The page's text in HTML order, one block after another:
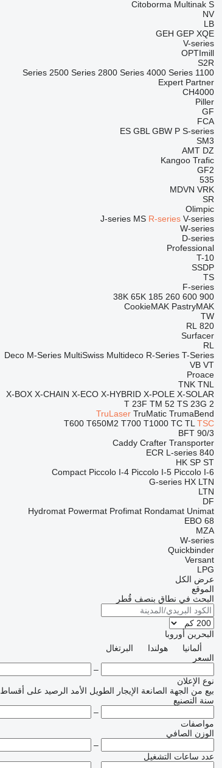
Citoborma Multinak S
NV
LB
GEH GEP XQE
V-series
OPTImill
S2R
1100 Series
2500 Series 2800 Series 4000 Series
Expert Partner
CH4000
Piller
GF
FCA
ES GBL GBW P S-series
SM3
AMT DZ
Kangoo Trafic
GF2
535
MDVN VRK
SR
Olimpic
J-series MS R-series V-series
W-series
D-series
Professional
T-10
SSDP
TS
F-series
38K 65K 185 260 600 900
CookieMAK PastryMAK
TW
820
RL
Surfacer
RL
Deco M-Series MultiSwiss Multideco R-Series T-Series
VB VT
Proace
TNK TNL
X-BOX X-CHAIN X-ECO X-HYBRID X-POLE X-SOLAR
T 23F TM 52 TS 23G 2
TruLaser TruMatic TrumaBend
T600 T650M2 T700 T1000 TC TL TSC
BFT 90/3
Caddy Crafter Transporter
840
ECR L-series
HK SP ST
Compact Piccolo I-4 Piccolo I-5 Piccolo I-6
G-series HX LTN
LTN
DF
Hydromat Powermat Profimat Rondamat Unimat
EBO 68
MZA
W-series
Quickbinder
Versant
LPG
عرض الكل
الموقع
البحث في نطاق بنصف قُطر
البحرين أوروبا
ألمانيا
هولندا
البرتغال
السعر
–
نوع الإعلان
بيع من الجهة الصانعة الإيجار الطويل الأمد الرصيد على أقساط
سنة التصنيع
–
مواصفات
الوزن الصافي
–
عدد ساعات التشغيل